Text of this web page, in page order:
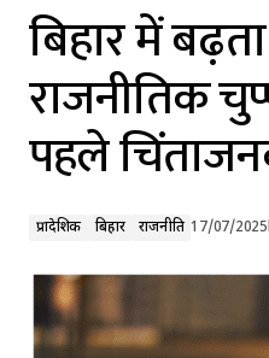
बिहार में
राजनीतिक
पहले
प्रादेशिक बिहार राजनीति 17/07/2025